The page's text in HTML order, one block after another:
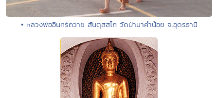
• หลวงพ่ออินทร์ถวาย สันตุสสโก วัดป่านาคำน้อย จ.อุดรธานี